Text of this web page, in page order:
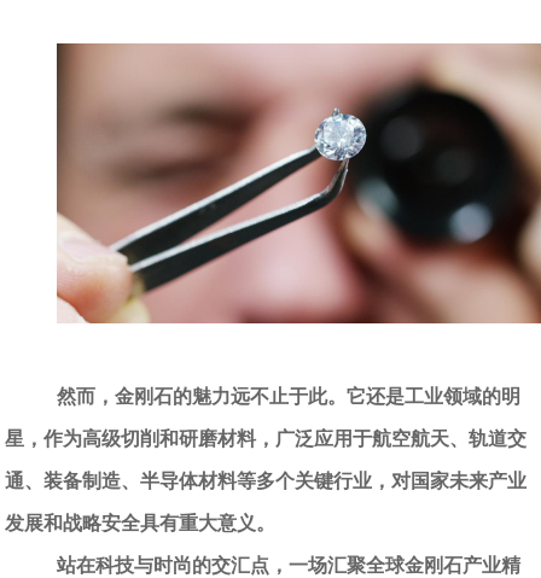
然而，金刚石的魅力远不止于此。它还是工业领域的明
星，作为高级切削和研磨材料，广泛应用于航空航天、轨道交
通、装备制造、半导体材料等多个关键行业，对国家未来产业
发展和战略安全具有重大意义。
站在科技与时尚的交汇点，一场汇聚全球金刚石产业精